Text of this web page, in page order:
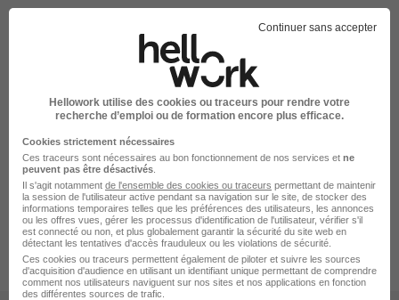
Offres de Stage Sport
Accueil Recherche stage
Index Stage Catégorie
Index Stage Sport
Index Stage Sport Localité
Continuer sans accepter
Hellowork utilise des cookies ou traceurs pour rendre votre
recherche d’emploi ou de formation encore plus efficace.
Cookies strictement nécessaires
Ces traceurs sont nécessaires au bon fonctionnement de nos services et ne
peuvent pas être désactivés
Il s'agit notamment de l'ensemble des cookies ou traceurs permettant de maintenir
la session de l'utilisateur active pendant sa navigation sur le site, de stocker des
informations temporaires telles que les préférences des utilisateurs, les annonces
ou les offres vues, gérer les processus d'identification de l'utilisateur, vérifier s'il
est connecté ou non, et plus globalement garantir la sécurité du site web en
détectant les tentatives d'accès frauduleux ou les violations de sécurité.
Ces cookies ou traceurs permettent également de piloter et suivre les sources
d'acquisition d'audience en utilisant un identifiant unique permettant de comprendre
comment nos utilisateurs naviguent sur nos sites et nos applications en fonction
des différentes sources de trafic.